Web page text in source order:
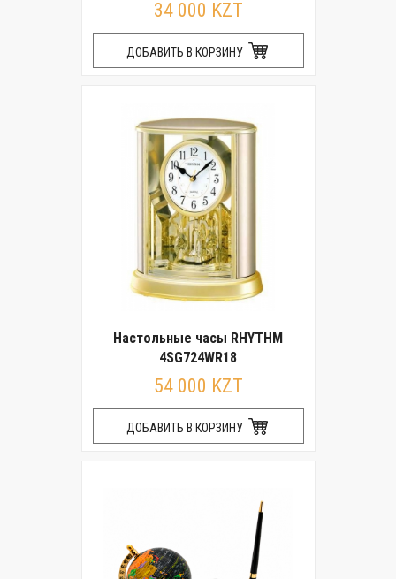
34 000 KZT
ДОБАВИТЬ В КОРЗИНУ
Настольные часы RHYTHM
4SG724WR18
54 000 KZT
ДОБАВИТЬ В КОРЗИНУ